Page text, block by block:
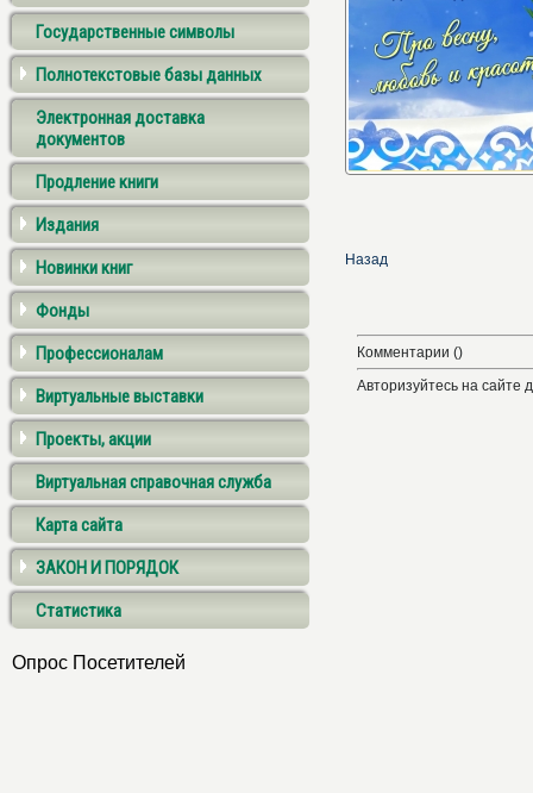
Государственные символы
Полнотекстовые базы данных
Электронная доставка
документов
Продление книги
Издания
Новинки книг
Фонды
Профессионалам
Виртуальные выставки
Проекты, акции
Виртуальная справочная служба
Карта сайта
ЗАКОН И ПОРЯДОК
Статистика
Опрос Посетителей
Назад
Комментарии ()
Авторизуйтесь на сайте